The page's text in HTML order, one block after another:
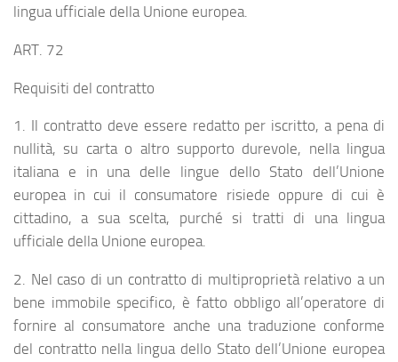
lingua ufficiale della Unione europea.
ART. 72
Requisiti del contratto
1. Il contratto deve essere redatto per iscritto, a pena di
nullità, su carta o altro supporto durevole, nella lingua
italiana e in una delle lingue dello Stato dell’Unione
europea in cui il consumatore risiede oppure di cui è
cittadino, a sua scelta, purché si tratti di una lingua
ufficiale della Unione europea.
2. Nel caso di un contratto di multiproprietà relativo a un
bene immobile specifico, è fatto obbligo all’operatore di
fornire al consumatore anche una traduzione conforme
del contratto nella lingua dello Stato dell’Unione europea